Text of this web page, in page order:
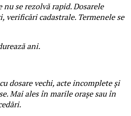
nu se rezolvă rapid. Dosarele
cadastrale. Termenele se
ani.
dosare vechi, acte incomplete și
Mai ales în marile orașe sau în